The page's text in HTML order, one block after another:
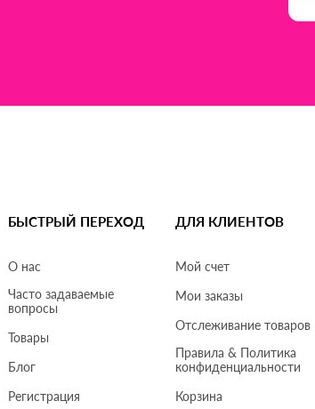
БЫСТРЫЙ ПЕРЕХОД
О нас
Часто задаваемые
вопросы
Товары
Блог
Регистрация
ДЛЯ КЛИЕНТОВ
Мой счет
Мои заказы
Отслеживание товаров
Правила & Политика
конфиденциальности
Корзина